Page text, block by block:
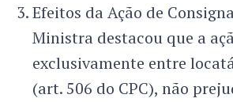
Efeitos da Ação de
Ministra destacou que a
exclusivamente entre
(art. 506 do CPC), não